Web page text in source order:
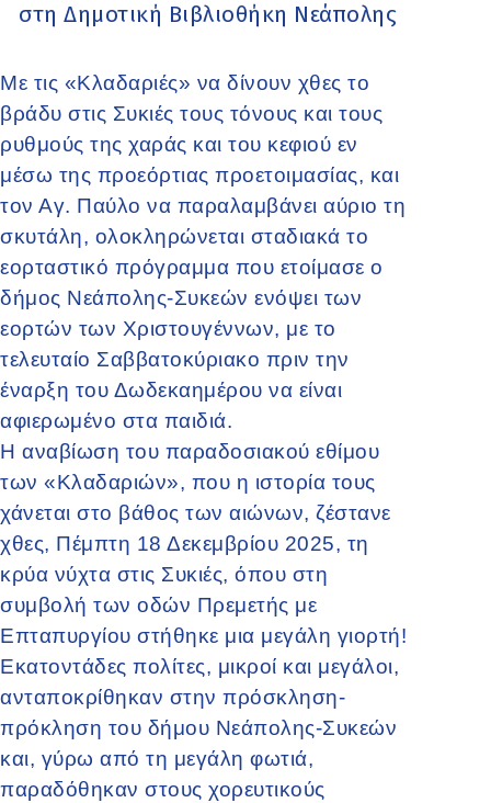
στη Δημοτική Βιβλιοθήκη Νεάπολης
Με τις «Κλαδαριές» να δίνουν χθες το
βράδυ στις Συκιές τους τόνους και τους
ρυθμούς της χαράς και του κεφιού εν
μέσω της προεόρτιας προετοιμασίας, και
τον Αγ. Παύλο να παραλαμβάνει αύριο τη
σκυτάλη, ολοκληρώνεται σταδιακά το
εορταστικό πρόγραμμα που ετοίμασε ο
δήμος Νεάπολης-Συκεών ενόψει των
εορτών των Χριστουγέννων, με το
τελευταίο Σαββατοκύριακο πριν την
έναρξη του Δωδεκαημέρου να είναι
αφιερωμένο στα παιδιά.
Η αναβίωση του παραδοσιακού εθίμου
των «Κλαδαριών», που η ιστορία τους
χάνεται στο βάθος των αιώνων, ζέστανε
χθες, Πέμπτη 18 Δεκεμβρίου 2025, τη
κρύα νύχτα στις Συκιές, όπου στη
συμβολή των οδών Πρεμετής με
Επταπυργίου στήθηκε μια μεγάλη γιορτή!
Εκατοντάδες πολίτες, μικροί και μεγάλοι,
ανταποκρίθηκαν στην πρόσκληση-
πρόκληση του δήμου Νεάπολης-Συκεών
και, γύρω από τη μεγάλη φωτιά,
παραδόθηκαν στους χορευτικούς